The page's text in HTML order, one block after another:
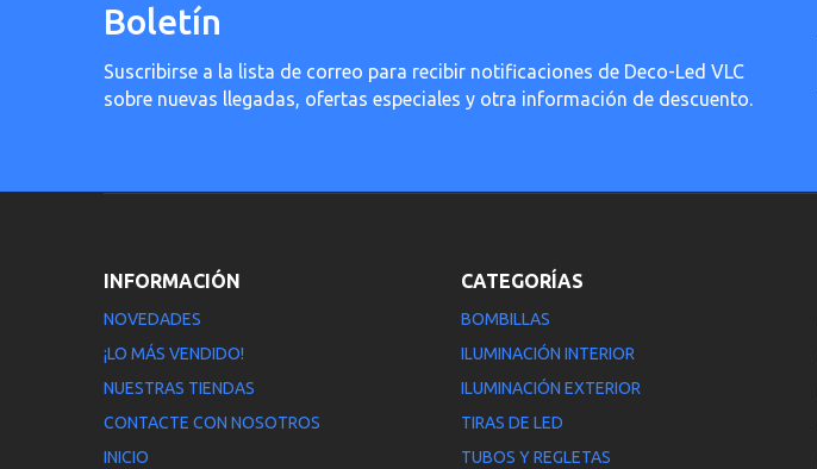
Boletín
Suscribirse a la lista de correo para recibir notificaciones de Deco-Led VLC
sobre nuevas llegadas, ofertas especiales y otra información de descuento.
INFORMACIÓN
NOVEDADES
¡LO MÁS VENDIDO!
NUESTRAS TIENDAS
CONTACTE CON NOSOTROS
INICIO
CATEGORÍAS
BOMBILLAS
ILUMINACIÓN INTERIOR
ILUMINACIÓN EXTERIOR
TIRAS DE LED
TUBOS Y REGLETAS